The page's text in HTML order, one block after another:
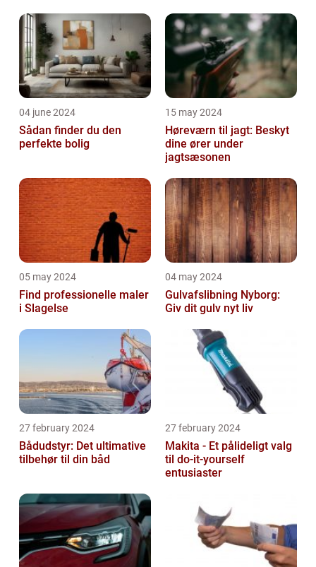
04 june 2024
Sådan finder du den
perfekte bolig
15 may 2024
Høreværn til jagt: Beskyt
dine ører under
jagtsæsonen
05 may 2024
Find professionelle maler
i Slagelse
04 may 2024
Gulvafslibning Nyborg:
Giv dit gulv nyt liv
27 february 2024
Bådudstyr: Det ultimative
tilbehør til din båd
27 february 2024
Makita - Et pålideligt valg
til do-it-yourself
entusiaster